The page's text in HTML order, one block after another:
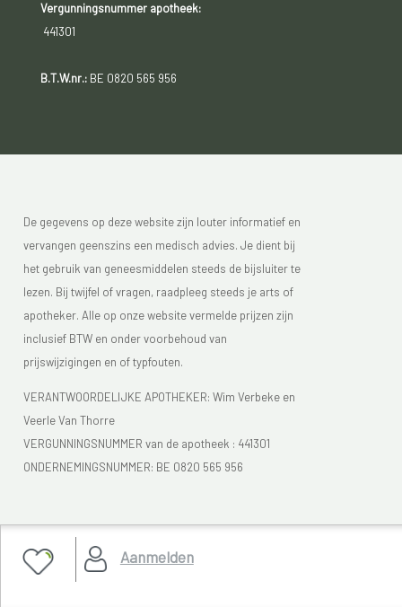
Aanmelden
Vergunningsnummer apotheek:
441301
B.T.W.nr.:BE 0820 565 956
De gegevens op deze website zijn louter informatief en
vervangen geenszins een medisch advies. Je dient bij
het gebruik van geneesmiddelen steeds de bijsluiter te
lezen. Bij twijfel of vragen, raadpleeg steeds je arts of
apotheker. Alle op onze website vermelde prijzen zijn
inclusief BTW en onder voorbehoud van
prijswijzigingen en of typfouten.
VERANTWOORDELIJKE APOTHEKER: Wim Verbeke en
Veerle Van Thorre
VERGUNNINGSNUMMER van de apotheek : 441301
ONDERNEMINGSNUMMER: BE 0820 565 956
Je vindt Apotheek Verbeke - Van Thorre in de FAGG lijst
van de apotheken die vergund zijn. Het FAGG